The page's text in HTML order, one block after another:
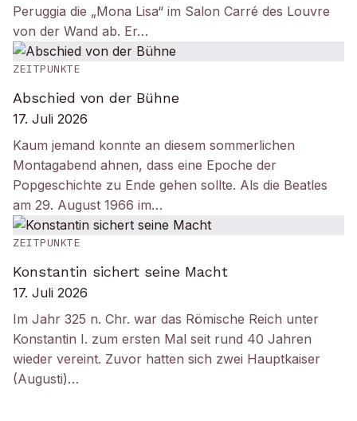
Peruggia die „Mona Lisa“ im Salon Carré des Louvre
von der Wand ab. Er…
ZEITPUNKTE
Abschied von der Bühne
17. Juli 2026
Kaum jemand konnte an diesem sommerlichen
Montagabend ahnen, dass eine Epoche der
Popgeschichte zu Ende gehen sollte. Als die Beatles
am 29. August 1966 im…
ZEITPUNKTE
Konstantin sichert seine Macht
17. Juli 2026
Im Jahr 325 n. Chr. war das Römische Reich unter
Konstantin I. zum ersten Mal seit rund 40 Jahren
wieder vereint. Zuvor hatten sich zwei Hauptkaiser
(Augusti)…